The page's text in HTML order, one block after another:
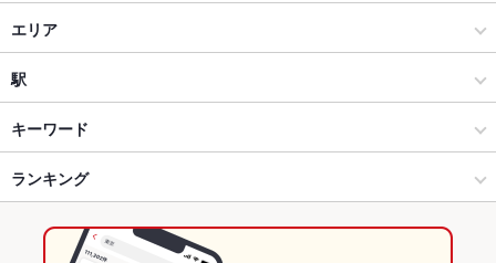
居酒屋
創作
愛知県その他 × 居酒屋
愛知県その他 × 創作
太田川駅 × 居酒屋
エリア
東海市
東海市 × 居酒屋
東海市 × 創作
東海市 × 和食
駅
太田川駅
キーワード
手羽先 からあげ フライドポテト
ランキング
愛知のグルメランキング